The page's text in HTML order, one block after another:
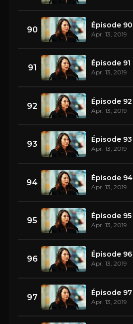
90 Épisode 90
Apr. 13, 2019
91 Épisode 91
Apr. 13, 2019
92 Épisode 92
Apr. 13, 2019
93 Épisode 93
Apr. 13, 2019
94 Épisode 94
Apr. 13, 2019
95 Épisode 95
Apr. 13, 2019
96 Épisode 96
Apr. 13, 2019
97 Épisode 97
Apr. 13, 2019